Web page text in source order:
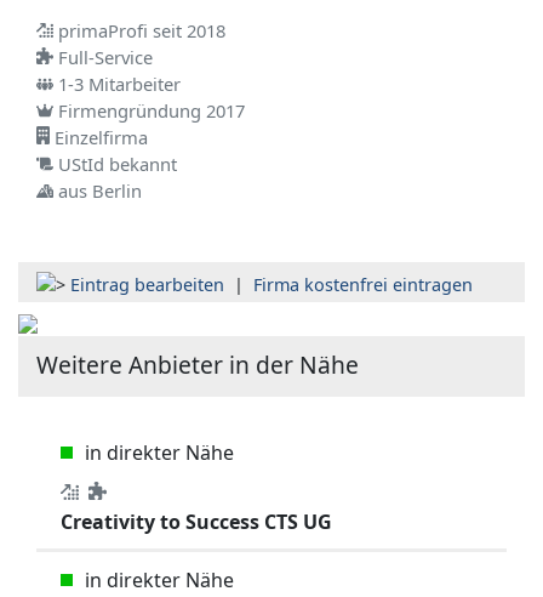
primaProfi seit 2018
Full-Service
1-3 Mitarbeiter
Firmengründung 2017
Einzelfirma
UStId bekannt
aus Berlin
Eintrag bearbeiten | Firma kostenfrei eintragen
Weitere Anbieter in der Nähe
in direkter Nähe
Creativity to Success CTS UG
in direkter Nähe